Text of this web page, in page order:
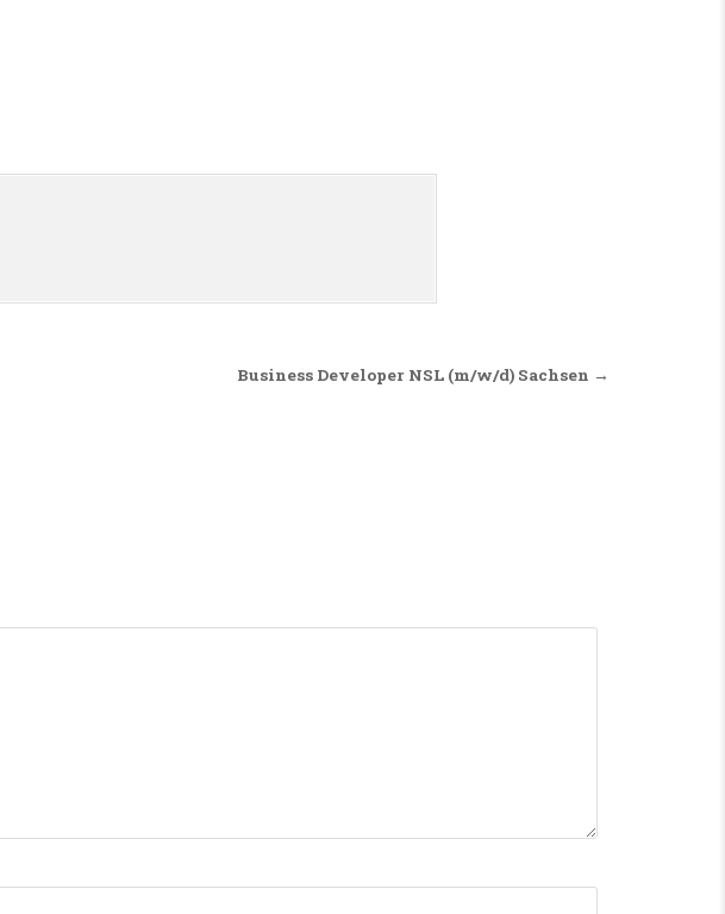
Business Developer NSL (m/w/d) Sachsen →